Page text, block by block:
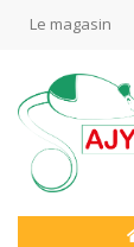
Le magasin